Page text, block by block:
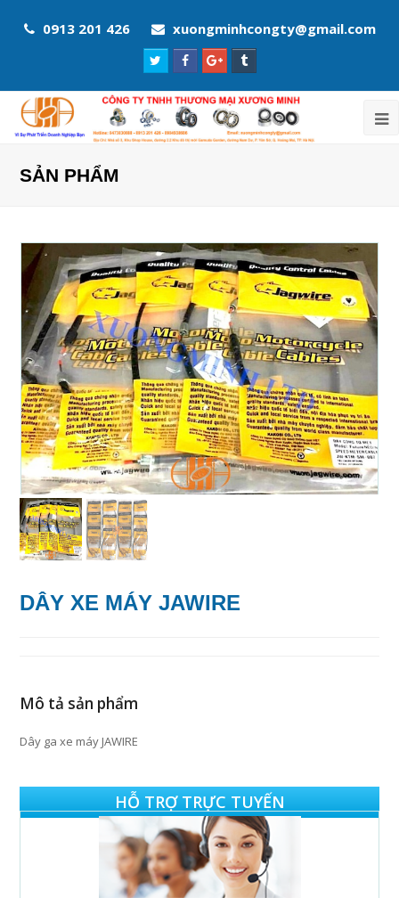
0913 201 426 xuongminhcongty@gmail.com
TwitterFacebook
Google
Profile
Tumblr
SẢN PHẨM
DÂY XE MÁY JAWIRE
Mô tả sản phẩm
Dây ga xe máy JAWIRE
HỖ TRỢ TRỰC TUYẾN